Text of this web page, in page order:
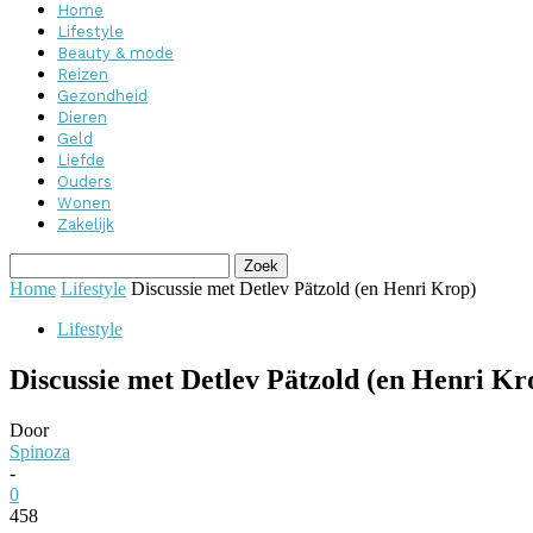
Home
Lifestyle
Beauty & mode
Reizen
Gezondheid
Dieren
Geld
Liefde
Ouders
Wonen
Zakelijk
Home Lifestyle Discussie met Detlev Pätzold (en Henri Krop)
Lifestyle
Discussie met Detlev Pätzold (en Henri
Door
Spinoza
-
0
458